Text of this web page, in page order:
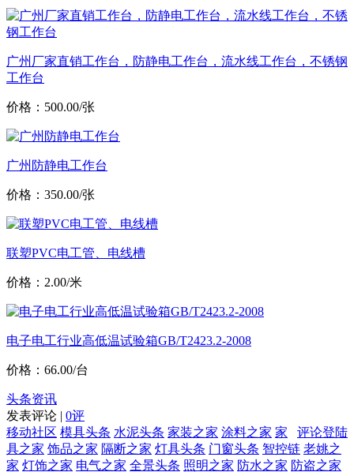
广州厂家直销工作台，防静电工作台，流水线工作台，不锈钢
工作台
价格：500.00/张
广州防静电工作台
价格：350.00/张
联塑PVC电工管、电线槽
价格：2.00/米
电子电工行业高低温试验箱GB/T2423.2-2008
价格：66.00/台
头条资讯
发表评论 | 0评
评论登陆
移动社区 模具头条 水泥头条 家装之家 涂料之家 家
具之家 饰品之家 隔断之家 灯具头条 门窗头条 智控链 老姚之
家 灯饰之家 电气之家 全景头条 照明之家 防水之家 防盗之家